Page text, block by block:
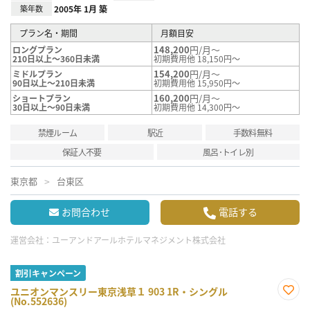
築年数 2005年 1月 築
プラン名・期間
月額目安
ロングプラン
210日以上～360日未満
148,200円/月～
初期費用他 18,150円～
ミドルプラン
90日以上～210日未満
154,200円/月～
初期費用他 15,950円～
ショートプラン
30日以上～90日未満
160,200円/月～
初期費用他 14,300円～
禁煙ルーム 駅近
手数料無料
保証人不要
風呂･トイレ別
東京都 台東区
お問合わせ 電話する
運営会社： ユーアンドアールホテルマネジメント株式会社
割引キャンペーン
ユニオンマンスリー東京浅草１ 903 1R・シングル
(No.552636)